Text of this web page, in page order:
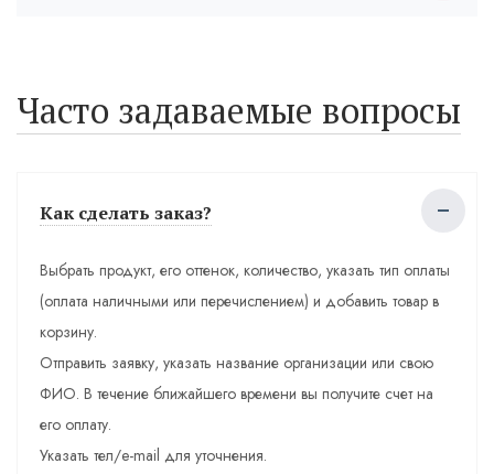
Часто задаваемые вопросы
Как сделать заказ?
Выбрать продукт, его оттенок, количество, указать тип оплаты
(оплата наличными или перечислением) и добавить товар в
корзину.
Отправить заявку, указать название организации или свою
ФИО. В течение ближайшего времени вы получите счет на
его оплату.
Указать тел/e-mail для уточнения.